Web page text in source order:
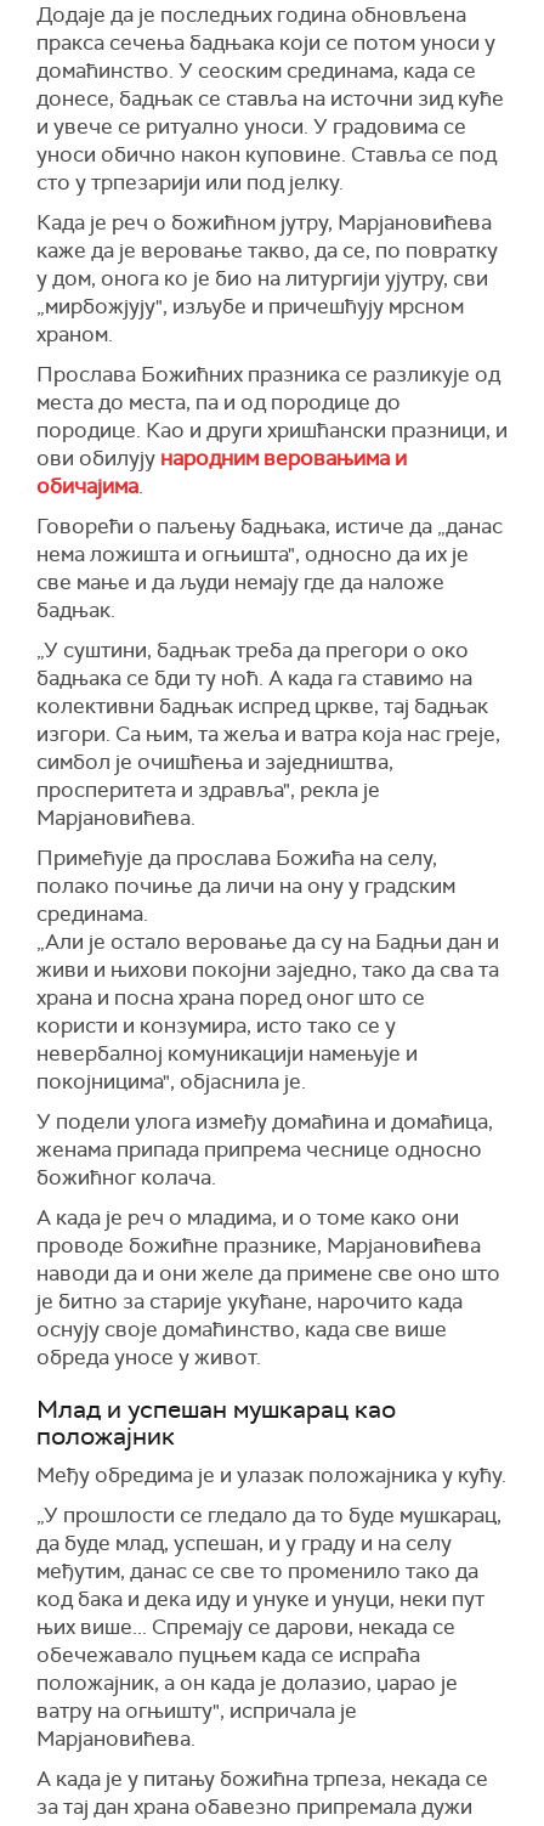
Додаје да је последњих година обновљена
пракса сечења бадњака који се потом уноси у
домаћинство. У сеоским срединама, када се
донесе, бадњак се ставља на источни зид куће
и увече се ритуално уноси. У градовима се
уноси обично након куповине. Ставља се под
сто у трпезарији или под јелку.
Када је реч о божићном јутру, Марјановићева
каже да је веровање такво, да се, по повратку
у дом, онога ко је био на литургији ујутру, сви
„мирбожјују", изљубе и причешћују мрсном
храном.
Прослава Божићних празника се разликује од
места до места, па и од породице до
породице. Као и други хришћански празници, и
ови обилују народним веровањима и
обичајима.
Говорећи о паљењу бадњака, истиче да „данас
нема ложишта и огњишта", односно да их је
све мање и да људи немају где да наложе
бадњак.
„У суштини, бадњак треба да прегори о око
бадњака се бди ту ноћ. А када га ставимо на
колективни бадњак испред цркве, тај бадњак
изгори. Са њим, та жеља и ватра која нас греје,
симбол је очишћења и заједништва,
просперитета и здравља", рекла је
Марјановићева.
Примећује да прослава Божића на селу,
полако почиње да личи на ону у градским
срединама.
„Али је остало веровање да су на Бадњи дан и
живи и њихови покојни заједно, тако да сва та
храна и посна храна поред оног што се
користи и конзумира, исто тако се у
невербалној комуникацији намењује и
покојницима", објаснила је.
У подели улога између домаћина и домаћица,
женама припада припрема чеснице односно
божићног колача.
А када је реч о младима, и о томе како они
проводе божићне празнике, Марјановићева
наводи да и они желе да примене све оно што
је битно за старије укућане, нарочито када
оснују своје домаћинство, када све више
обреда уносе у живот.
Млад и успешан мушкарац као
положајник
Међу обредима је и улазак положајника у кућу.
„У прошлости се гледало да то буде мушкарац,
да буде млад, успешан, и у граду и на селу
међутим, данас се све то променило тако да
код бака и дека иду и унуке и унуци, неки пут
њих више... Спремају се дарови, некада се
обечежавало пуцњем када се испраћа
положајник, а он када је долазио, џарао је
ватру на огњишту", испричала је
Марјановићева.
А када је у питању божићна трпеза, некада се
за тај дан храна обавезно припремала дужи